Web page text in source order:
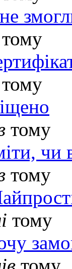
тому
тому
тому
чи
тому
тому